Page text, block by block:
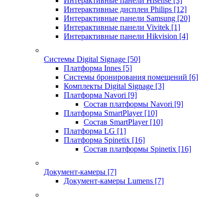
Интерактивные дисплеи Philips [12]
Интерактивные панели Samsung [20]
Интерактивные панели Vivitek [1]
Интерактивные панели Hikvision [4]
Системы Digital Signage [50]
Платформа Innes [5]
Системы бронирования помещений [6]
Комплекты Digital Signage [3]
Платформа Navori [9]
Состав платформы Navori [9]
Платформа SmartPlayer [10]
Состав SmartPlayer [10]
Платформа LG [1]
Платформа Spinetix [16]
Состав платформы Spinetix [16]
Документ-камеры [7]
Документ-камеры Lumens [7]